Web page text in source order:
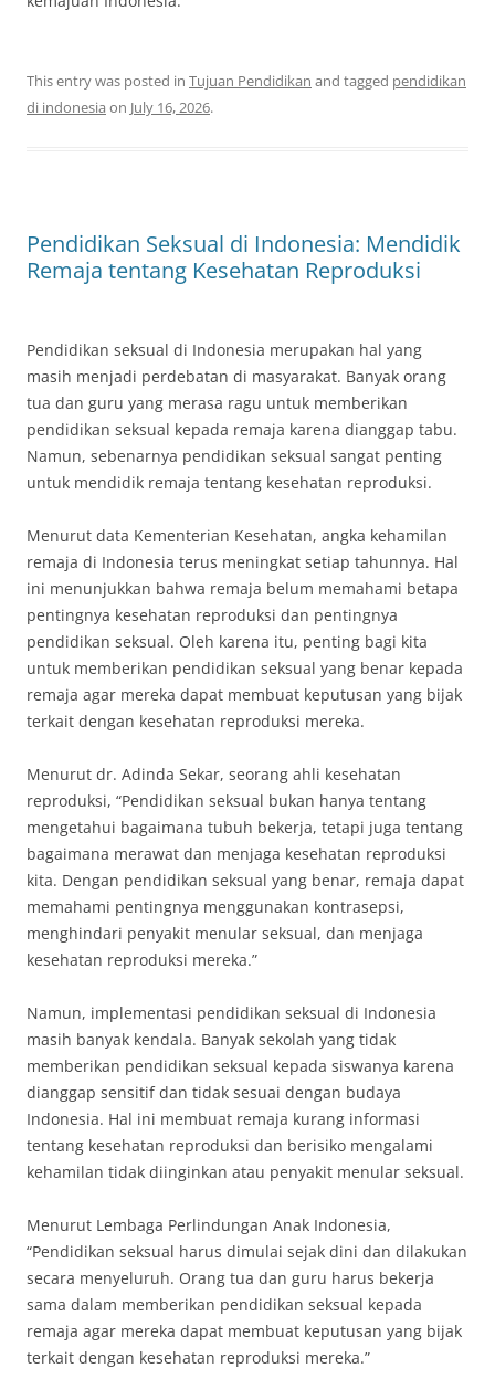
This entry was posted in Tujuan Pendidikan and tagged pendidikan
di indonesia on July 16, 2026.
Pendidikan Seksual di Indonesia: Mendidik
Remaja tentang Kesehatan Reproduksi
Pendidikan seksual di Indonesia merupakan hal yang
masih menjadi perdebatan di masyarakat. Banyak orang
tua dan guru yang merasa ragu untuk memberikan
pendidikan seksual kepada remaja karena dianggap tabu.
Namun, sebenarnya pendidikan seksual sangat penting
untuk mendidik remaja tentang kesehatan reproduksi.
Menurut data Kementerian Kesehatan, angka kehamilan
remaja di Indonesia terus meningkat setiap tahunnya. Hal
ini menunjukkan bahwa remaja belum memahami betapa
pentingnya kesehatan reproduksi dan pentingnya
pendidikan seksual. Oleh karena itu, penting bagi kita
untuk memberikan pendidikan seksual yang benar kepada
remaja agar mereka dapat membuat keputusan yang bijak
terkait dengan kesehatan reproduksi mereka.
Menurut dr. Adinda Sekar, seorang ahli kesehatan
reproduksi, “Pendidikan seksual bukan hanya tentang
mengetahui bagaimana tubuh bekerja, tetapi juga tentang
bagaimana merawat dan menjaga kesehatan reproduksi
kita. Dengan pendidikan seksual yang benar, remaja dapat
memahami pentingnya menggunakan kontrasepsi,
menghindari penyakit menular seksual, dan menjaga
kesehatan reproduksi mereka.”
Namun, implementasi pendidikan seksual di Indonesia
masih banyak kendala. Banyak sekolah yang tidak
memberikan pendidikan seksual kepada siswanya karena
dianggap sensitif dan tidak sesuai dengan budaya
Indonesia. Hal ini membuat remaja kurang informasi
tentang kesehatan reproduksi dan berisiko mengalami
kehamilan tidak diinginkan atau penyakit menular seksual.
Menurut Lembaga Perlindungan Anak Indonesia,
“Pendidikan seksual harus dimulai sejak dini dan dilakukan
secara menyeluruh. Orang tua dan guru harus bekerja
sama dalam memberikan pendidikan seksual kepada
remaja agar mereka dapat membuat keputusan yang bijak
terkait dengan kesehatan reproduksi mereka.”